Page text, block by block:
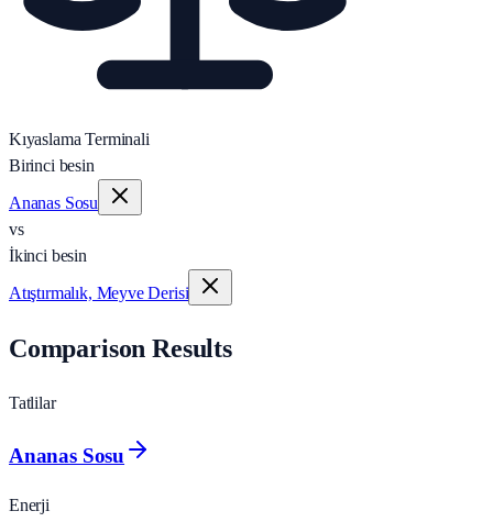
Kıyaslama Terminali
Birinci besin
Ananas Sosu
vs
İkinci besin
Atıştırmalık, Meyve Derisi
Comparison Results
Tatlilar
Ananas Sosu
Enerji